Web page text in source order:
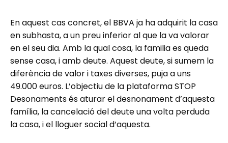
En aquest cas concret, el BBVA ja ha adquirit la casa
en subhasta, a un preu inferior al que la va valorar
en el seu dia. Amb la qual cosa, la familia es queda
sense casa, i amb deute. Aquest deute, si sumem la
diferència de valor i taxes diverses, puja a uns
49.000 euros. L’objectiu de la plataforma STOP
Desonaments és aturar el desnonament d’aquesta
família, la cancelació del deute una volta perduda
la casa, i el lloguer social d’aquesta.